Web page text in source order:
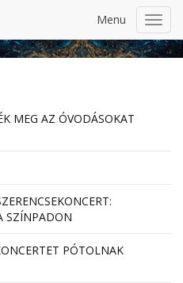
Menu
MEG AZ ÓVODÁSOKAT
SZÍNPADON
PÓTOLNAK